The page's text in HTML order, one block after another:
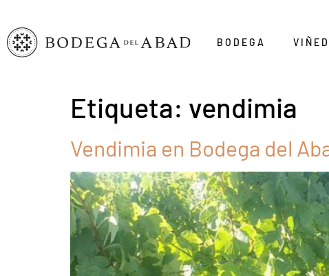
BODEGA
Etiqueta: vendimia
Vendimia en Bodega del